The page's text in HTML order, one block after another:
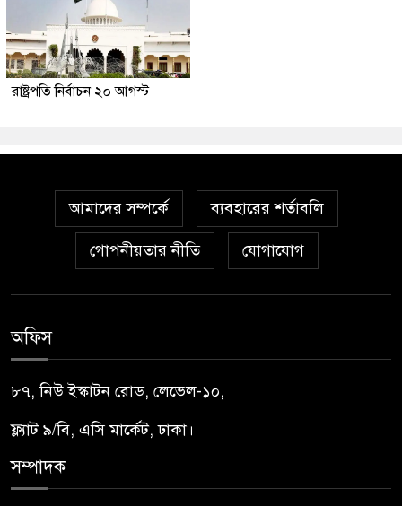
রাষ্ট্রপতি নির্বাচন ২০ আগস্ট
আমাদের সম্পর্কে ব্যবহারের শর্তাবলি
গোপনীয়তার নীতি যোগাযোগ
অফিস
৮৭, নিউ ইস্কাটন রোড, লেভেল-১০,
ফ্ল্যাট ৯/বি, এসি মার্কেট, ঢাকা।
সম্পাদক